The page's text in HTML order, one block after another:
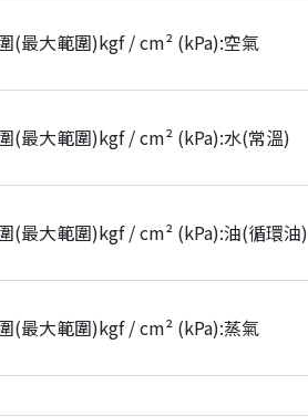
(最大範圍)kgf / cm² (kPa):空氣
(最大範圍)kgf / cm² (kPa):水(常溫)
(最大範圍)kgf / cm² (kPa):油(循環油)
(最大範圍)kgf / cm² (kPa):蒸氣